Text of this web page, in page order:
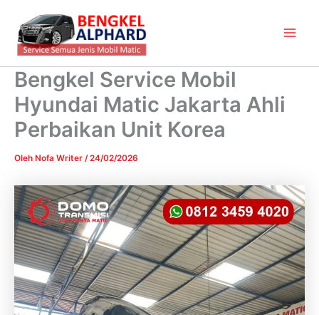
konten
Bengkel Service Mobil
Hyundai Matic Jakarta Ahli
Perbaikan Unit Korea
Oleh Nofa Writer /24/02/2026